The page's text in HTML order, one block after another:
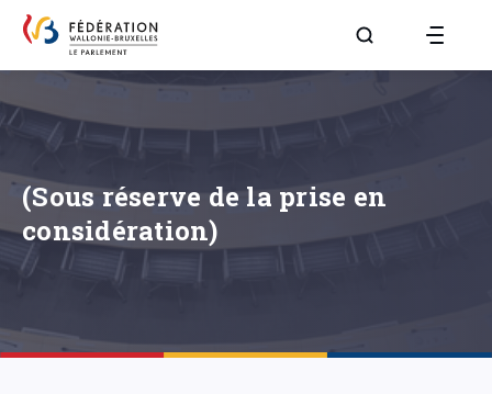
Aller à la page
(Sous réserve de la prise en
considération)